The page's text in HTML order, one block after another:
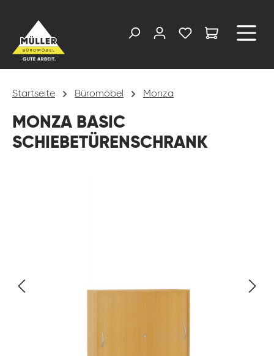
Startseite Büromöbel Monza
MONZA BASIC
SCHIEBETÜRENSCHRANK